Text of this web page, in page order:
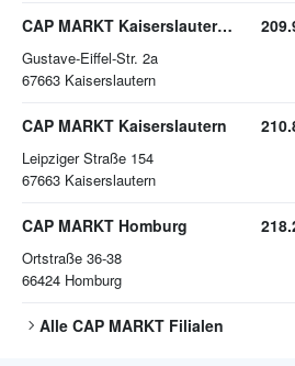
CAP MARKT Kaiserslautern-Bahnheim
Gustave-Eiffel-Str. 2a
67663 Kaiserslautern
CAP MARKT Kaiserslautern
Leipziger Straße 154
67663 Kaiserslautern
CAP MARKT Homburg
Ortstraße 36-38
66424 Homburg
Alle CAP MARKT Filialen